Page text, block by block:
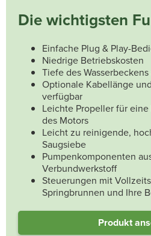
Die wichtigsten
Einfache Plug & Play-
Niedrige Betriebskosten
Tiefe des
Optionale Kabellänge
verfügbar
Leichte Propeller für
des Motors
Leicht zu reinigende,
Saugsiebe
Pumpenkomponenten
Verbundwerkstoff
Steuerungen mit
Springbrunnen und Ihre
Produkt